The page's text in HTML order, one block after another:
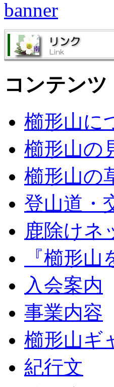
コンテンツ
櫛形山に
櫛形山の
櫛形山の
登山道・
鹿除けネ
『櫛形
入会案内
事業内容
櫛形山ギ
紀行文